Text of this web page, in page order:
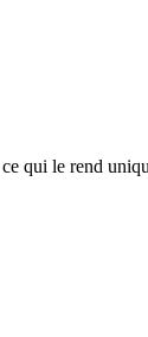
qui le rend